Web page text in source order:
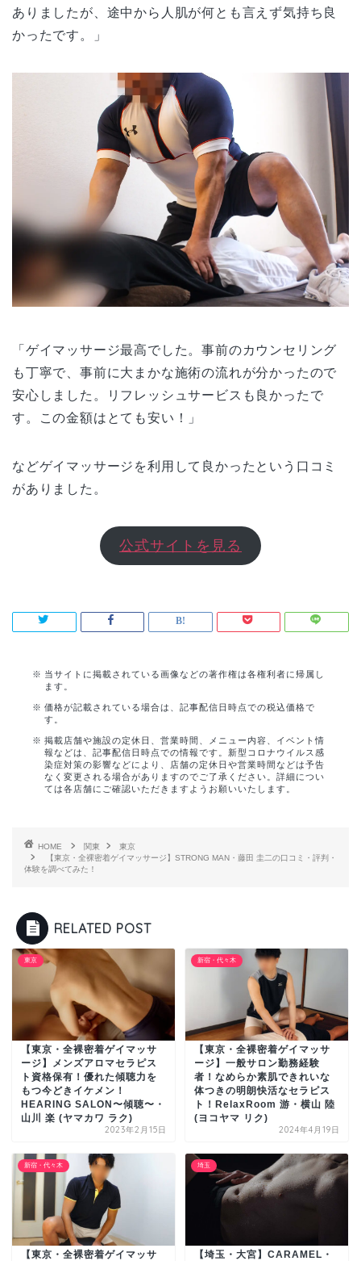
ありましたが、途中から人肌が何とも言えず気持ち良
かったです。」
「ゲイマッサージ最高でした。事前のカウンセリング
も丁寧で、事前に大まかな施術の流れが分かったので
安心しました。リフレッシュサービスも良かったで
す。この金額はとても安い！」
などゲイマッサージを利用して良かったという口コミ
がありました。
公式サイトを見る
当サイトに掲載されている画像などの著作権は各権利者に帰属し
ます。
価格が記載されている場合は、記事配信日時点での税込価格で
す。
掲載店舗や施設の定休日、営業時間、メニュー内容、イベント情
報などは、記事配信日時点での情報です。新型コロナウイルス感
染症対策の影響などにより、店舗の定休日や営業時間などは予告
なく変更される場合がありますのでご了承ください。詳細につい
ては各店舗にご確認いただきますようお願いいたします。
HOME 関東
東京
【東京・全裸密着ゲイマッサージ】STRONG MAN・藤田 圭二の口コミ・評判・
体験を調べてみた！
RELATED POST
東京
【東京・全裸密着ゲイマッサ
ージ】メンズアロマセラピス
ト資格保有！優れた傾聴力を
もつ今どきイケメン！
HEARING SALON〜傾聴〜・
山川 楽 (ヤマカワ ラク)
2023年2月15日
新宿・代々木
【東京・全裸密着ゲイマッサ
ージ】一般サロン勤務経験
者！なめらか素肌できれいな
体つきの明朗快活なセラピス
ト！RelaxRoom 游・横山 陸
(ヨコヤマ リク)
2024年4月19日
新宿・代々木
【東京・全裸密着ゲイマッサ
埼玉
【埼玉・大宮】CARAMEL・